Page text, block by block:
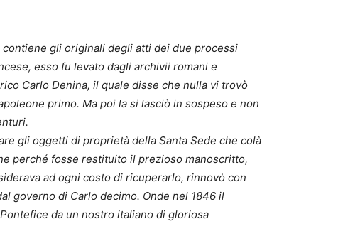
gli originali degli atti dei due processi
esso fu levato dagli archivii romani e
Carlo Denina, il quale disse che nulla vi trovò
primo. Ma poi la si lasciò in sospeso e non
gli oggetti di proprietà della Santa Sede che colà
perché fosse restituito il prezioso manoscritto,
ad ogni costo di ricuperarlo, rinnovò con
governo di Carlo decimo. Onde nel 1846 il
da un nostro italiano di gloriosa